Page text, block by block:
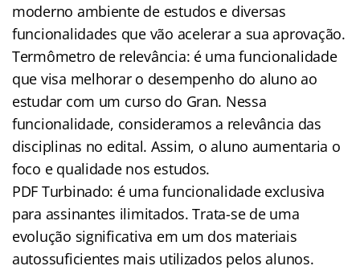
moderno ambiente de estudos e diversas
funcionalidades que vão acelerar a sua aprovação.
Termômetro de relevância: é uma funcionalidade
que visa melhorar o desempenho do aluno ao
estudar com um curso do Gran. Nessa
funcionalidade, consideramos a relevância das
disciplinas no edital. Assim, o aluno aumentaria o
foco e qualidade nos estudos.
PDF Turbinado: é uma funcionalidade exclusiva
para assinantes ilimitados. Trata-se de uma
evolução significativa em um dos materiais
autossuficientes mais utilizados pelos alunos.